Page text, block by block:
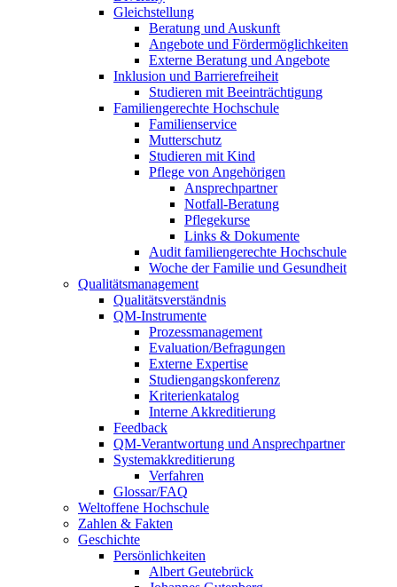
Gleichstellung
Beratung und Auskunft
Angebote und Fördermöglichkeiten
Externe Beratung und Angebote
Inklusion und Barrierefreiheit
Studieren mit Beeinträchtigung
Familiengerechte Hochschule
Familienservice
Mutterschutz
Studieren mit Kind
Pflege von Angehörigen
Ansprechpartner
Notfall-Beratung
Pflegekurse
Links & Dokumente
Audit familiengerechte Hochschule
Woche der Familie und Gesundheit
Qualitätsmanagement
Qualitätsverständnis
QM-Instrumente
Prozessmanagement
Evaluation/Befragungen
Externe Expertise
Studiengangskonferenz
Kriterienkatalog
Interne Akkreditierung
Feedback
QM-Verantwortung und Ansprechpartner
Systemakkreditierung
Verfahren
Glossar/FAQ
Weltoffene Hochschule
Zahlen & Fakten
Geschichte
Persönlichkeiten
Albert Geutebrück